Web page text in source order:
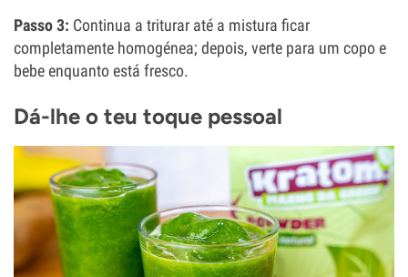
Passo 3: Continua a triturar até a mistura ficar
completamente homogénea; depois, verte para um copo e
bebe enquanto está fresco.
Dá-lhe o teu toque pessoal